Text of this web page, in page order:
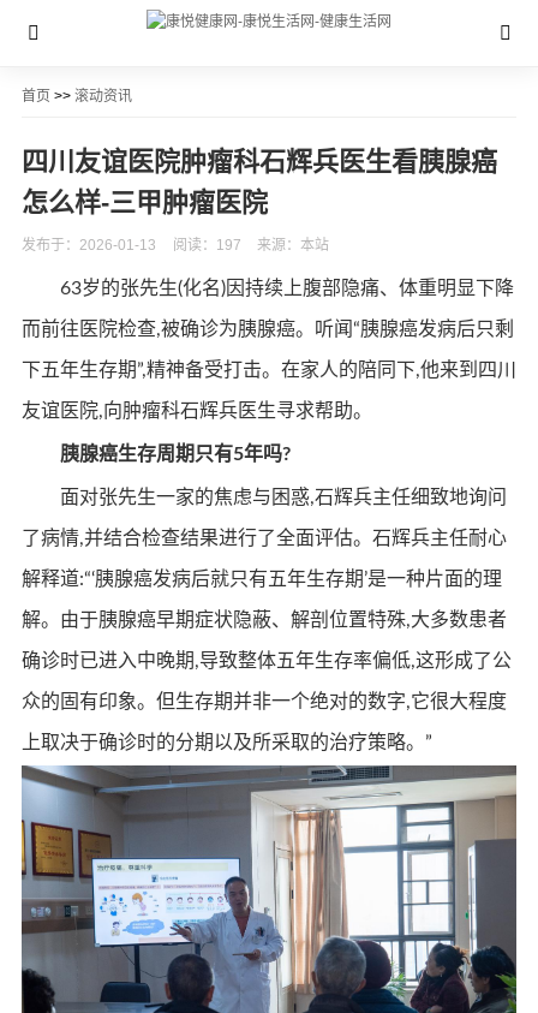
首页 >> 滚动资讯
四川友谊医院肿瘤科石辉兵医生看胰腺癌
怎么样-三甲肿瘤医院
发布于：2026-01-13 阅读：197 来源：本站
63岁的张先生(化名)因持续上腹部隐痛、体重明显下降
而前往医院检查,被确诊为胰腺癌。听闻“胰腺癌发病后只剩
下五年生存期”,精神备受打击。在家人的陪同下,他来到四川
友谊医院,向肿瘤科石辉兵医生寻求帮助。
胰腺癌生存周期只有5年吗?
面对张先生一家的焦虑与困惑,石辉兵主任细致地询问
了病情,并结合检查结果进行了全面评估。石辉兵主任耐心
解释道:“‘胰腺癌发病后就只有五年生存期’是一种片面的理
解。由于胰腺癌早期症状隐蔽、解剖位置特殊,大多数患者
确诊时已进入中晚期,导致整体五年生存率偏低,这形成了公
众的固有印象。但生存期并非一个绝对的数字,它很大程度
上取决于确诊时的分期以及所采取的治疗策略。”